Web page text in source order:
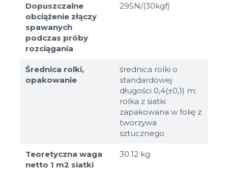
Dopuszczalne
obciążenie złączy
spawanych
podczas próby
rozciągania
295N/(30kgf)
Średnica rolki,
opakowanie
średnica rolki o
standardowej
długości 0,4(±0,1) m;
rolka z siatki
zapakowana w folię z
tworzywa
sztucznego
Teoretyczna waga
netto 1 m2 siatki
30.12 kg